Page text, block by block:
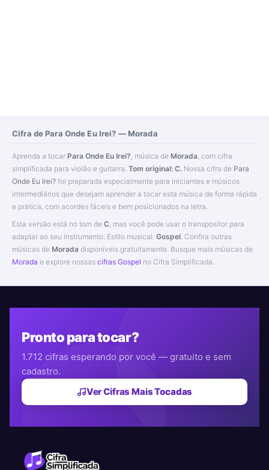
Cifra de Para Onde Eu Irei? — Morada
Aprenda a tocar Para Onde Eu Irei? , música de Morada , com cifra
simplificada para violão e guitarra. Tom original: C. Nossa cifra de Para
Onde Eu Irei? foi preparada especialmente para iniciantes e músicos
intermediários que desejam aprender a tocar esta música de forma rápida
e prática, com acordes fáceis e bem posicionados na letra.
Esta versão está no tom de C , mas você pode usar o transpositor para
adaptar ao seu instrumento. Estilo musical: Gospel. Confira outras
músicas de Morada disponíveis gratuitamente. Busque mais músicas de
Morada e explore nossas cifras Gospel no Cifra Simplificada.
Pronto para tocar?
1.712 cifras esperando por você — gratuito e sem
cadastro.
Ver Cifras Mais Tocadas